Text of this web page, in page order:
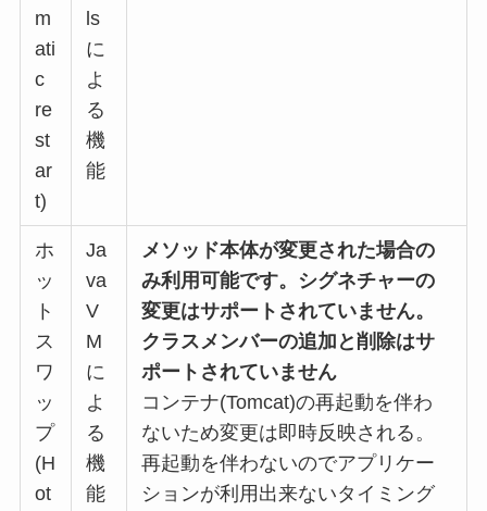
m
ati
c
re
st
ar
t)
ls
に
よ
る
機
能
ホ
ッ
ト
ス
ワ
ッ
プ
(H
ot
Ja
va
V
M
に
よ
る
機
能
メソッド本体が変更された場合の
み利用可能です。シグネチャーの
変更はサポートされていません。
クラスメンバーの追加と削除はサ
ポートされていません
コンテナ(Tomcat)の再起動を伴わ
ないため変更は即時反映される。
再起動を伴わないのでアプリケー
ションが利用出来ないタイミング